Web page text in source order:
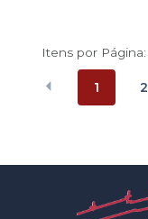
Itens por Página:
1 2